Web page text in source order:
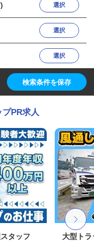
選択
選択
選択
検索条件を保存
PR求人
タッフ 大型ト